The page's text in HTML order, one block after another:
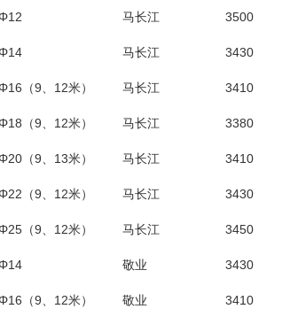
马长江 3500
马长江 3430
（9、12米） 马长江 3410
（9 12米） 马长江 3380
（9 13米） 马长江 3410
（9、12米） 马长江 3430
（9、12米） 马长江 3450
敬业 3430
（9、12米） 敬业 3410